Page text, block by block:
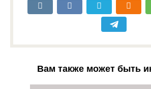
Вам также может быть